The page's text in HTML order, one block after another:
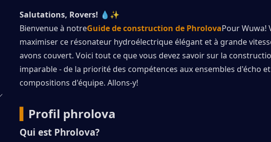
Salutations, Rovers! 💧✨
Bienvenue à notreGuide de construction de PhrolovaPour Wuwa!
maximiser ce résonateur hydroélectrique élégant et à grande
avons couvert. Voici tout ce que vous devez savoir sur la
imparable - de la priorité des compétences aux ensembles d'écho
compositions d'équipe. Allons-y!
Profil phrolova
Qui est Phrolova?